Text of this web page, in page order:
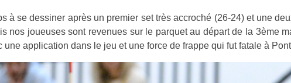
à se dessiner après un premier set très accroché (26-24) et une
nos joueuses sont revenues sur le parquet au départ de la 3ème
application dans le jeu et une force de frappe qui fut fatale à